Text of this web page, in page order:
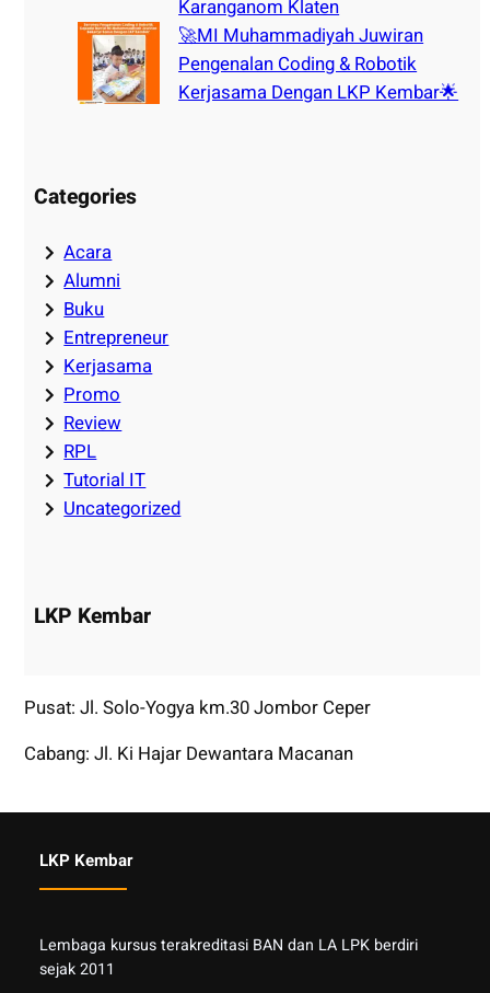
Karanganom Klaten
🚀MI Muhammadiyah Juwiran
Pengenalan Coding & Robotik
Kerjasama Dengan LKP Kembar🌟
Categories
Acara
Alumni
Buku
Entrepreneur
Kerjasama
Promo
Review
RPL
Tutorial IT
Uncategorized
LKP Kembar
Pusat: Jl. Solo-Yogya km.30 Jombor Ceper
Cabang: Jl. Ki Hajar Dewantara Macanan
LKP Kembar
Lembaga kursus terakreditasi BAN dan LA LPK berdiri
sejak 2011